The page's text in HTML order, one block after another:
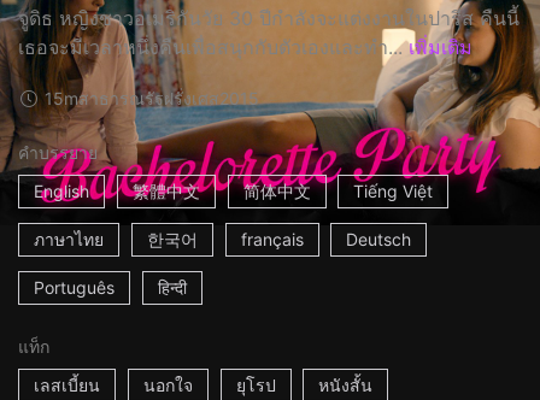
จูดิธ หญิงชาวอเมริกันวัย 30 ปีกำลังจะแต่งงานในปารีส คืนนี้
เธอจะมีเวลาหนึ่งคืนเพื่อสนุกกับตัวเองและทำ... เพิ่มเติม
15mสาธารณรัฐฝรั่งเศส2015
คำบรรยาย
English
繁體中文 简体中文 Tiếng Việt
ภาษาไทย 한국어 français Deutsch
Português हिन्दी
แท็ก
เลสเบี้ยน
นอกใจ ยุโรป หนังสั้น